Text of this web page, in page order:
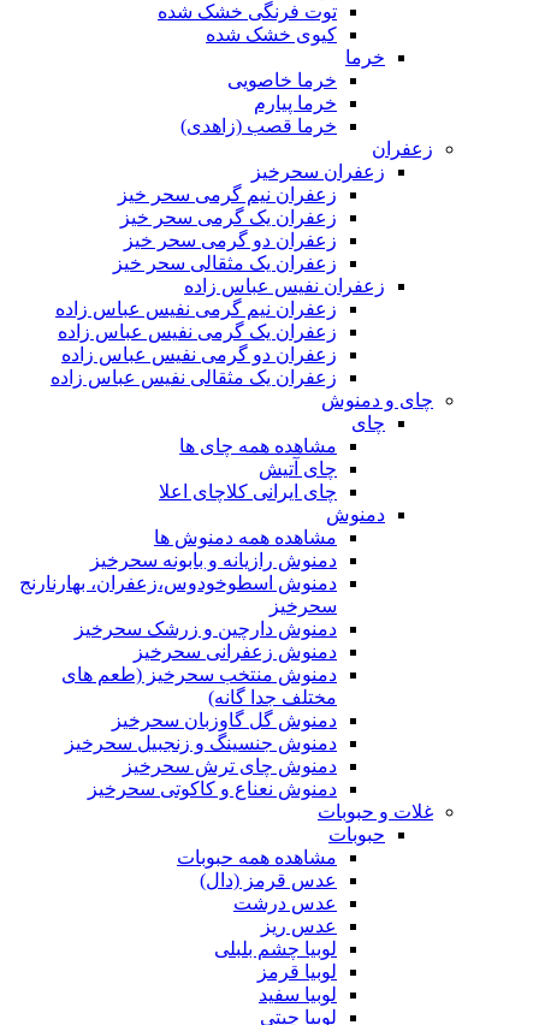
توت فرنگی خشک شده
کیوی خشک شده
خرما
خرما خاصویی
خرما پیارم
خرما قصب (زاهدی)
زعفران
زعفران سحرخیز
زعفران نیم گرمی سحر خیز
زعفران یک گرمی سحر خیز
زعفران دو گرمی سحر خیز
زعفران یک مثقالی سحر خیز
زعفران نفیس عباس زاده
زعفران نیم گرمی نفیس عباس زاده
زعفران یک گرمی نفیس عباس زاده
زعفران دو گرمی نفیس عباس زاده
زعفران یک مثقالی نفیس عباس زاده
چای و دمنوش
چای
مشاهده همه چای ها
چای آتیش
چای ایرانی کلاچای اعلا
دمنوش
مشاهده همه دمنوش ها
دمنوش رازیانه و بابونه سحرخیز
دمنوش اسطوخودوس،زعفران، بهارنارنج
سحرخیز
دمنوش دارچین و زرشک سحرخیز
دمنوش زعفرانی سحرخیز
دمنوش منتخب سحرخیز (طعم های
مختلف جدا گانه)
دمنوش گل گاوزبان سحرخیز
دمنوش جنسینگ و زنجبیل سحرخیز
دمنوش چای ترش سحرخیز
دمنوش نعناع و کاکوتی سحرخیز
غلات و حبوبات
حبوبات
مشاهده همه حبوبات
عدس قرمز (دال)
عدس درشت
عدس ریز
لوبیا چشم بلبلی
لوبیا قرمز
لوبیا سفید
لوبیا چیتی